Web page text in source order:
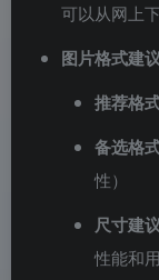
可以从网上
图片格式建议
推荐格
备选格
性）
尺寸建议
性能和